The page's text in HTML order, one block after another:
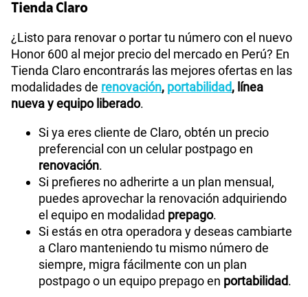
Tienda Claro
¿Listo para renovar o portar tu número con el nuevo
Honor 600 al mejor precio del mercado en Perú? En
Tienda Claro encontrarás las mejores ofertas en las
modalidades de renovación, portabilidad, línea
nueva y equipo liberado.
Si ya eres cliente de Claro, obtén un precio
preferencial con un celular postpago en
renovación.
Si prefieres no adherirte a un plan mensual,
puedes aprovechar la renovación adquiriendo
el equipo en modalidad prepago.
Si estás en otra operadora y deseas cambiarte
a Claro manteniendo tu mismo número de
siempre, migra fácilmente con un plan
postpago o un equipo prepago en portabilidad.